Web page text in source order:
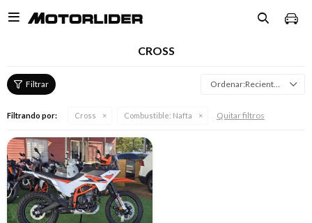

CROSS
Recientes
Filtrando por: Cross Combustible: Nafta Quitar filtros